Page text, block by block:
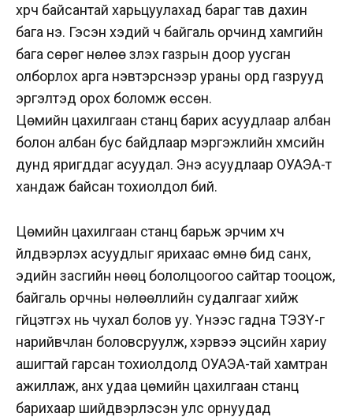
хүрч байсантай харьцуулахад бараг тав дахин
бага үнэ. Гэсэн хэдий ч байгаль орчинд хамгийн
бага сөрөг нөлөө үзүүлэх газрын доор уусган
олборлох арга нэвтэрснээр ураны орд газрууд
эргэлтэд орох боломж өссөн.
Цөмийн цахилгаан станц барих асуудлаар албан
болон албан бус байдлаар мэргэжлийн хүмүүсийн
дунд яригддаг асуудал. Энэ асуудлаар ОУАЭА-т
хандаж байсан тохиолдол бий.
Цөмийн цахилгаан станц барьж эрчим хүч
үйлдвэрлэх асуудлыг ярихаас өмнө бид санхүү,
эдийн засгийн нөөц бололцоогоо сайтар тооцож,
байгаль орчны нөлөөллийн судалгааг хийж
гүйцэтгэх нь чухал болов уу. Үүнээс гадна ТЭЗҮ-г
нарийвчлан боловсруулж, хэрвээ эцсийн хариу
ашигтай гарсан тохиолдолд ОУАЭА-тай хамтран
ажиллаж, анх удаа цөмийн цахилгаан станц
барихаар шийдвэрлэсэн улс орнуудад